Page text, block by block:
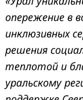
опережение в
инклюзивных
решения
теплотой и
уральскому